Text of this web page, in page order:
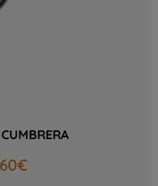
€